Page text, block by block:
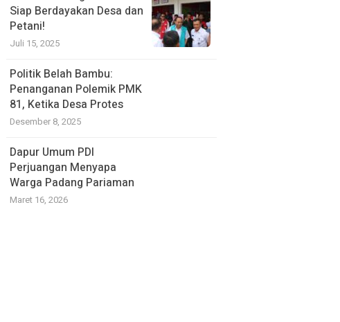
Siap Berdayakan Desa dan
Petani!
Juli 15, 2025
Politik Belah Bambu:
Penanganan Polemik PMK
81, Ketika Desa Protes
Desember 8, 2025
Dapur Umum PDI
Perjuangan Menyapa
Warga Padang Pariaman
Maret 16, 2026